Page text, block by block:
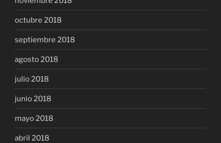
octubre 2018
septiembre 2018
agosto 2018
julio 2018
junio 2018
mayo 2018
abril 2018